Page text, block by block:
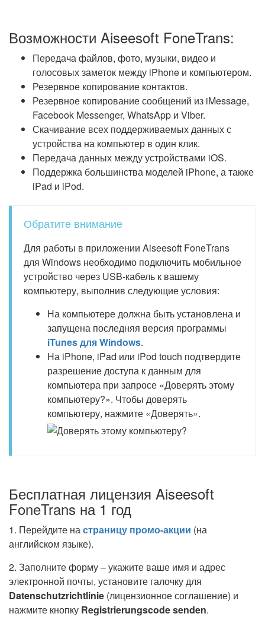
Возможности Aiseesoft FoneTrans:
Передача файлов, фото, музыки, видео и
голосовых заметок между iPhone и компьютером.
Резервное копирование контактов.
Резервное копирование сообщений из iMessage,
Facebook Messenger, WhatsApp и Viber.
Скачивание всех поддерживаемых данных с
устройства на компьютер в один клик.
Передача данных между устройствами iOS.
Поддержка большинства моделей iPhone, а также
iPad и iPod.
Обратите внимание
Для работы в приложении Aiseesoft FoneTrans
для Windows необходимо подключить мобильное
устройство через USB-кабель к вашему
компьютеру, выполнив следующие условия:
На компьютере должна быть установлена и
запущена последняя версия программы
iTunes для Windows.
На iPhone, iPad или iPod touch подтвердите
разрешение доступа к данным для
компьютера при запросе «Доверять этому
компьютеру?». Чтобы доверять
компьютеру, нажмите «Доверять».
Бесплатная лицензия Aiseesoft
FoneTrans на 1 год
1. Перейдите настраницу промо-акции (на
английском языке).
2. Заполните форму – укажите ваше имя и адрес
электронной почты, установите галочку для
Datenschutzrichtlinie (лицензионное соглашение) и
нажмите кнопку Registrierungscode senden.